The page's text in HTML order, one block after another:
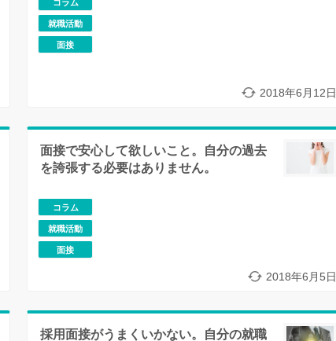
コラム
就職活動
面接
2018年6月12日
面接で安心して欲しいこと。自分の過去
を誇張する必要はありません。
コラム
就職活動
面接
2018年6月5日
採用面接がうまくいかない。自分の就職